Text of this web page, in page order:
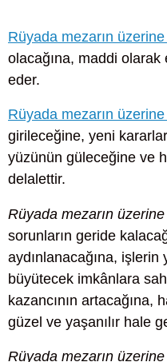
Rüyada mezarın
olacağına, maddi
eder.
Rüyada mezarın
girileceğine, yeni
yüzünün güleceğine ve
delalettir.
Rüyada mezarın
sorunların geride
aydınlanacağına,
büyütecek imkânlara
kazancının artacağına,
güzel ve yaşanılır hale
Rüyada mezarın